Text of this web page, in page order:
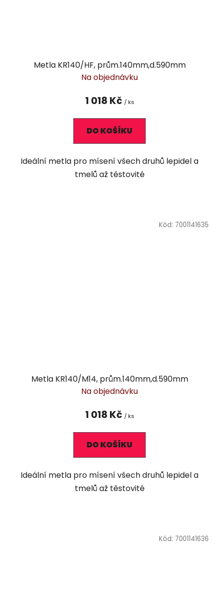
Metla KR140/HF, prům.140mm,d.590mm
Na objednávku
1 018 Kč / ks
DO KOŠÍKU
Ideální metla pro mísení všech druhů lepidel a
tmelů až těstovité
Metla KR140/M14, prům.140mm,d.590mm
Na objednávku
1 018 Kč / ks
DO KOŠÍKU
Ideální metla pro mísení všech druhů lepidel a
tmelů až těstovité
Kód: 7001141635
Kód: 7001141636